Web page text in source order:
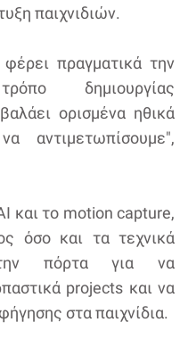
παιχνιδιών.
πραγματικά την
δημιουργίας
ορισμένα ηθικά
αντιμετωπίσουμε",
και το motion capture,
όσο και τα τεχνικά
την πόρτα για να
projects και να
στα παιχνίδια.